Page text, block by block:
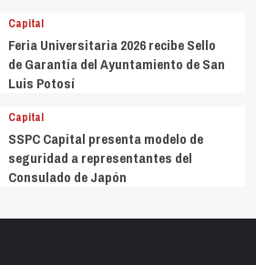
Capital
Feria Universitaria 2026 recibe Sello
de Garantía del Ayuntamiento de San
Luis Potosí
Capital
SSPC Capital presenta modelo de
seguridad a representantes del
Consulado de Japón